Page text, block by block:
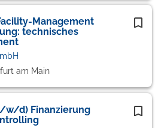
Management
technisches
am Main
w/d) Finanzierung